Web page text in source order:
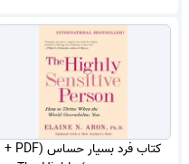
کتاب فرد بسیار حساس (PDF +